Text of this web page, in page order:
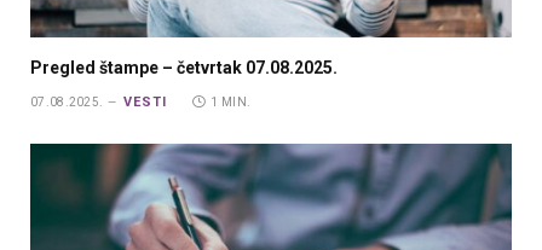
Pregled štampe – četvrtak 07.08.2025.
07.08.2025. VESTI 1 MIN.